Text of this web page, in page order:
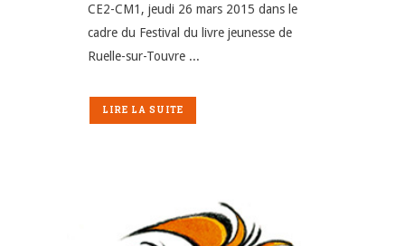
CE2-CM1, jeudi 26 mars 2015 dans le
cadre du Festival du livre jeunesse de
Ruelle-sur-Touvre ...
LIRE LA SUITE